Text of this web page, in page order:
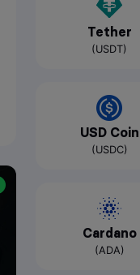
Tether
(USDT)
USD Coin
(USDC)
Cardano
(ADA)